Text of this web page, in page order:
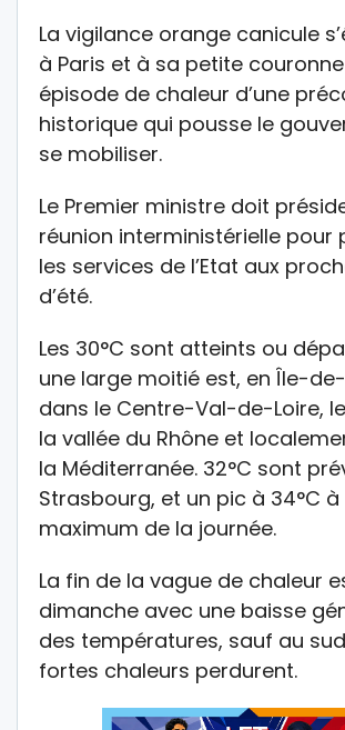
La vigilance orange canicule
à Paris et à sa petite
épisode de chaleur d’une
historique qui pousse le
se mobiliser.
Le Premier ministre doit
réunion interministérielle pour
les services de l’Etat aux
d’été.
Les 30°C sont atteints ou
une large moitié est, en Île-
dans le Centre-Val-de-Loire,
la vallée du Rhône et
la Méditerranée. 32°C sont
Strasbourg, et un pic à 34°C à
maximum de la journée.
La fin de la vague de chaleur
dimanche avec une baisse
des températures, sauf au
fortes chaleurs perdurent.